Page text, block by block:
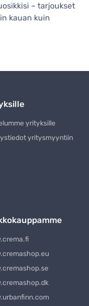
– tarjoukset
kauan kuin
yrityksille
yritysmyyntiin